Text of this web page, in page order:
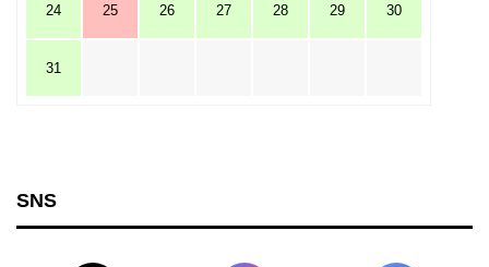
24 25 26 27 28 29 30
31
SNS